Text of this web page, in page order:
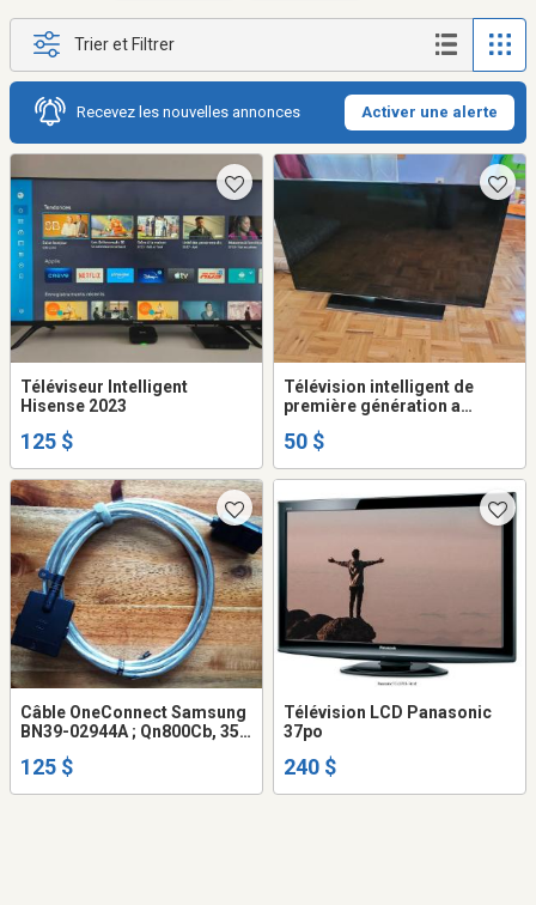
Trier et Filtrer
Recevez les nouvelles annonces Activer une alerte
Téléviseur Intelligent
Hisense 2023
125 $
Télévision intelligent de
première génération a
50 $
Câble OneConnect Samsung
BN39-02944A ; Qn800Cb, 35
125 $
Télévision LCD Panasonic
37po
240 $